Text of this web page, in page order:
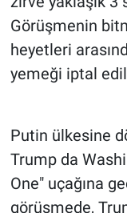
Görüşmenin
heyetleri
yemeği iptal
Putin ülkesine
Trump da
One" uçağına
görüşmede,
Gündem Özel
Günün
İlan
Kimdir